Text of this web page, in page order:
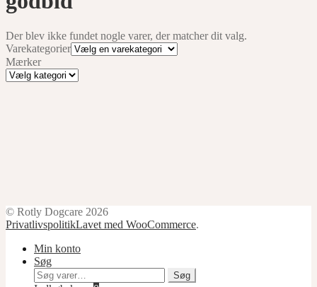
Der blev ikke fundet nogle varer, der matcher dit valg.
Varekategorier
Mærker
Mærker
© Rotly Dogcare 2026
PrivatlivspolitikLavet med WooCommerce.
Min konto
Søg
Søg
Søg